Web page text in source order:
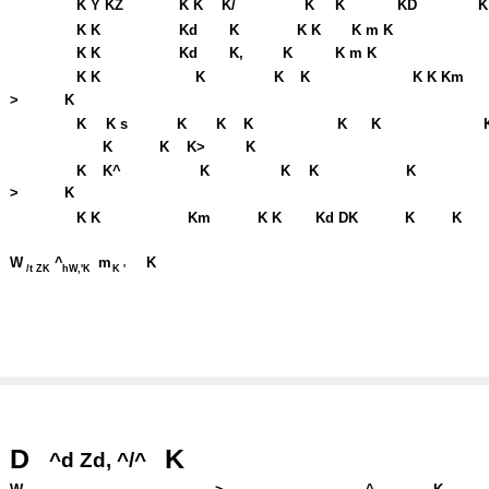
W /t ZK ^hW,'K m K ' K
K Y KZ
K K K/ K K KD
K
K K
Kd K K K
K m K
K K
Kd K, K
K m K
K K
K K K
K K Km
>
K
K
K s K K K K K
K
K K>
K
K
K^ K K K
K
>
K
K K
Km K K Kd DK K K
D ^d Zd, ^/^ K